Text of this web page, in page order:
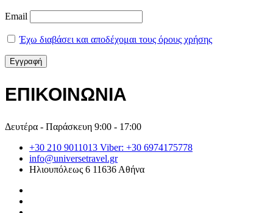
Email
Έχω διαβάσει και αποδέχομαι τους όρους χρήσης
ΕΠΙΚΟΙΝΩΝΙΑ
Δευτέρα - Παράσκευη 9:00 - 17:00
+30 210 9011013 Viber: +30 6974175778
info@universetravel.gr
Ηλιουπόλεως 6 11636 Αθήνα